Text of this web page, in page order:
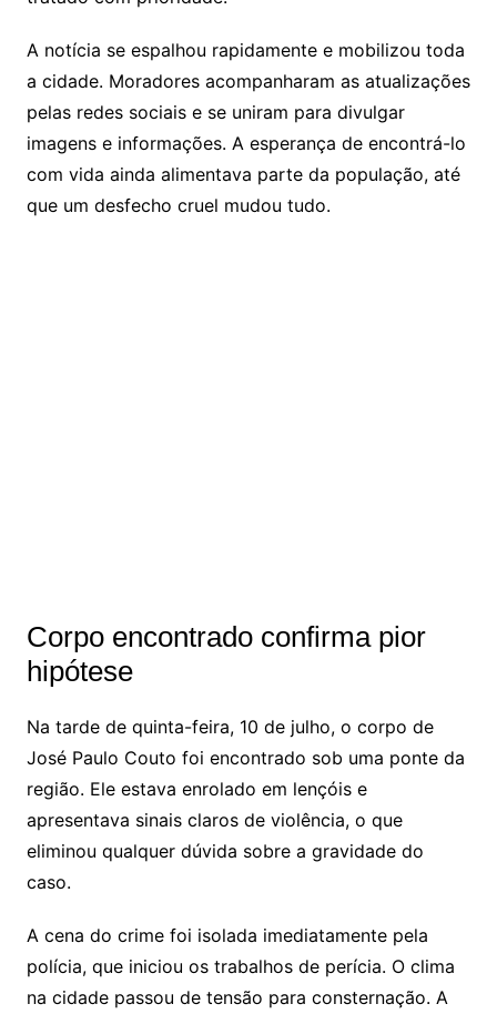
A notícia se espalhou rapidamente e mobilizou toda
a cidade. Moradores acompanharam as atualizações
pelas redes sociais e se uniram para divulgar
imagens e informações. A esperança de encontrá-lo
com vida ainda alimentava parte da população, até
que um desfecho cruel mudou tudo.
Corpo encontrado confirma pior
hipótese
Na tarde de quinta-feira, 10 de julho, o corpo de
José Paulo Couto foi encontrado sob uma ponte da
região. Ele estava enrolado em lençóis e
apresentava sinais claros de violência, o que
eliminou qualquer dúvida sobre a gravidade do
caso.
A cena do crime foi isolada imediatamente pela
polícia, que iniciou os trabalhos de perícia. O clima
na cidade passou de tensão para consternação. A